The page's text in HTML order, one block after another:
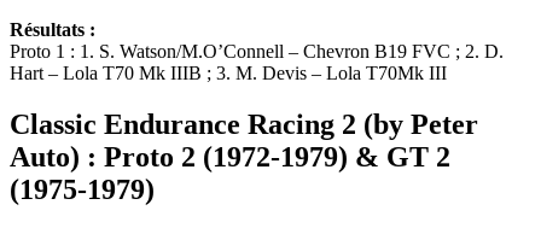
Résultats :
Proto 1 : 1. S. Watson/M.O’Connell – Chevron B19 FVC ; 2. D.
Hart – Lola T70 Mk IIIB ; 3. M. Devis – Lola T70Mk III
Classic Endurance Racing 2 (by Peter
Auto) : Proto 2 (1972-1979) & GT 2
(1975-1979)